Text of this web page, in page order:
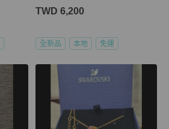
TWD 6,200
全新品 本地 免運